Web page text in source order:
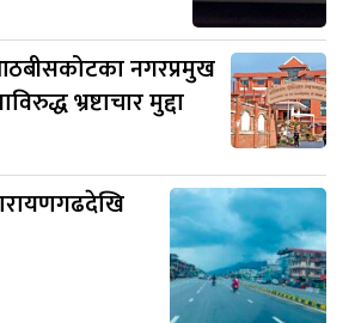
नगरप्रमुख
भ्रष्टाचार मुद्दा